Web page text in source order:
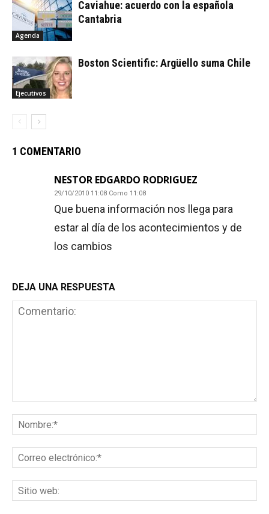
Agenda
Caviahue: acuerdo con la española
Cantabria
Ejecutivos
Boston Scientific: Argüello suma Chile
1 COMENTARIO
NESTOR EDGARDO RODRIGUEZ
29/10/2010 11:08 Como 11:08
Que buena información nos llega para
estar al día de los acontecimientos y de
los cambios
DEJA UNA RESPUESTA